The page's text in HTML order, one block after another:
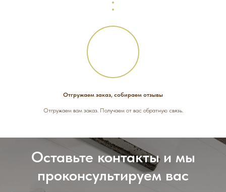
Отгружаем заказ, собираем отзывы
Отгружаем вам заказ. Получаем от вас обратную связь.
Оставьте контакты и мы
проконсультируем вас